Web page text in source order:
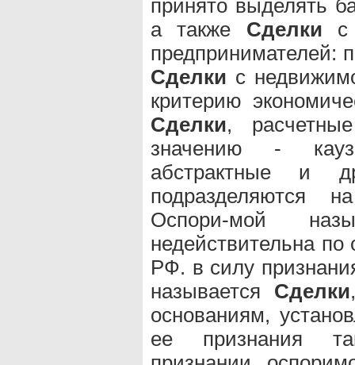
принято выделять
а также Сделки с
предпринимателей:
Сделки с
критерию
Сделки,
значению -
абстрактные и
подразделяются
Оспори-мой
недействительна
РФ. в силу
называется Сделки
основаниям,
ее признания